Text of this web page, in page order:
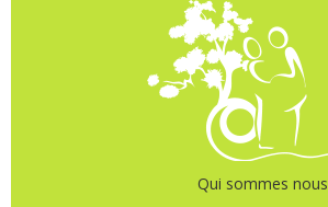
Qui sommes nous